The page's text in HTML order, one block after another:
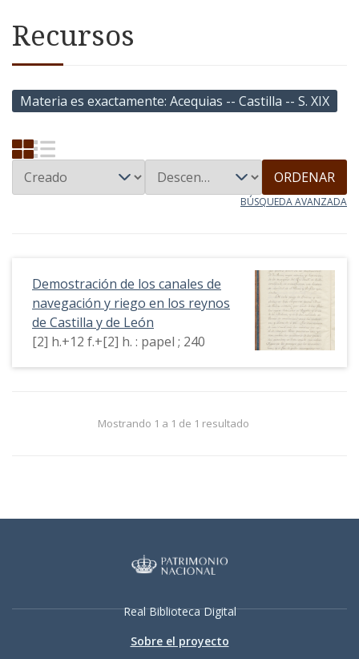
Recursos
Materia es exactamente Acequias -- Castilla -- S. XIX
ORDENAR
BÚSQUEDA AVANZADA
Demostración de los canales de
navegación y riego en los reynos
de Castilla y de León
[2] h.+12 f.+[2] h. : papel ; 240
Mostrando 1 a 1 de 1 resultado
Real Biblioteca Digital
Sobre el proyecto